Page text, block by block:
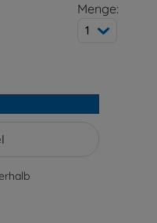
Menge:
1